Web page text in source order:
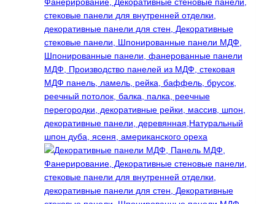
на
странице
товара.